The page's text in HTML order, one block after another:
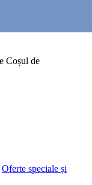
Coșul de
Oferte speciale și